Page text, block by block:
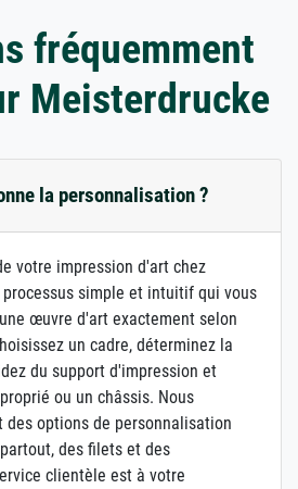
fréquemment
Meisterdrucke
la personnalisation ?
votre impression d'art chez
simple et intuitif qui vous
œuvre d'art exactement selon
un cadre, déterminez la
du support d'impression et
ou un châssis. Nous
des options de personnalisation
des filets et des
clientèle est à votre